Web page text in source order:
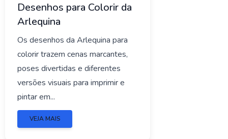
Desenhos para Colorir da
Arlequina
Os desenhos da Arlequina para
colorir trazem cenas marcantes,
poses divertidas e diferentes
versões visuais para imprimir e
pintar em...
VEJA MAIS